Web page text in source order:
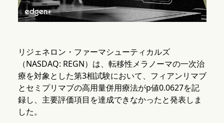
リジェネロン・ファーマシューティカルズ
（NASDAQ: REGN）は、転移性メラノーマの一次治
療を対象とした第3相試験において、フィアンリマブ
とセミプリマブの高用量併用療法がp値0.0627を記
録し、主要評価項目を達成できなかったと発表しま
した。